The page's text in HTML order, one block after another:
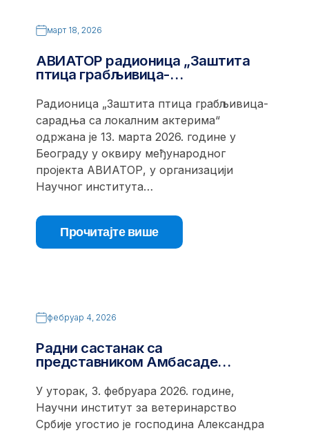
март 18, 2026
АВИАТОР радионица „Заштита
птица грабљивица-…
Радионица „Заштита птица грабљивица-
сарадња са локалним актерима“
одржана је 13. марта 2026. године у
Београду у оквиру међународног
пројекта АВИАТОР, у организацији
Научног института…
Прочитајте више
фебруар 4, 2026
Радни састанак са
представником Амбасаде…
У уторак, 3. фебруара 2026. године,
Научни институт за ветеринарство
Србије угостио је господина Александра